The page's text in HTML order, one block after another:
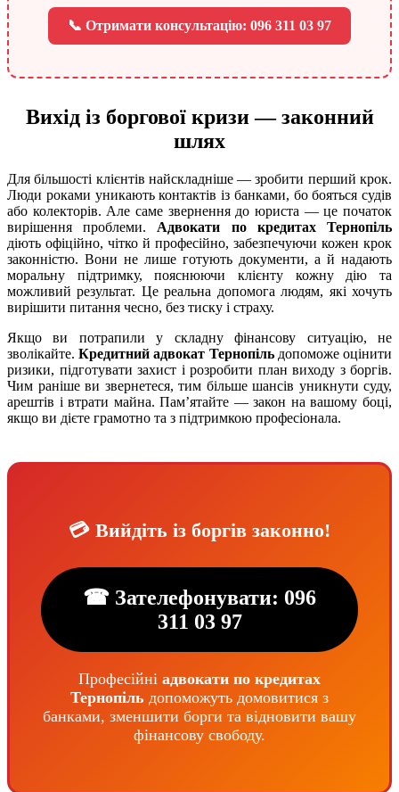
📞 Отримати консультацію: 096 311 03 97
Вихід із боргової кризи — законний
шлях
Для більшості клієнтів найскладніше — зробити перший крок.
Люди роками уникають контактів із банками, бо бояться судів
або колекторів. Але саме звернення до юриста — це початок
вирішення проблеми. Адвокати по кредитах Тернопіль
діють офіційно, чітко й професійно, забезпечуючи кожен крок
законністю. Вони не лише готують документи, а й надають
моральну підтримку, пояснюючи клієнту кожну дію та
можливий результат. Це реальна допомога людям, які хочуть
вирішити питання чесно, без тиску і страху.
Якщо ви потрапили у складну фінансову ситуацію, не
зволікайте.Кредитний адвокат Тернопільдопоможе оцінити
ризики, підготувати захист і розробити план виходу з боргів.
Чим раніше ви звернетеся, тим більше шансів уникнути суду,
арештів і втрати майна. Пам’ятайте — закон на вашому боці,
якщо ви дієте грамотно та з підтримкою професіонала.
💳 Вийдіть із боргів законно!
☎ Зателефонувати: 096
311 03 97
Професійні адвокати по кредитах
Тернопіль допоможуть домовитися з
банками, зменшити борги та відновити вашу
фінансову свободу.